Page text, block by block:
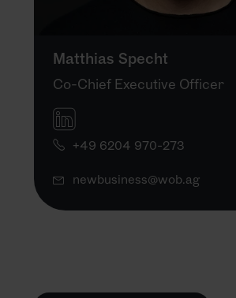
Matthias Specht
Co-Chief Executive Officer
+49 6204 970-273
newbusiness@wob.ag